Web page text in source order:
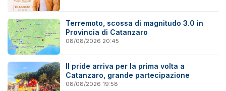
Terremoto, scossa di magnitudo 3.0 in
Provincia di Catanzaro
08/08/2026 20:45
Il pride arriva per la prima volta a
Catanzaro, grande partecipazione
08/08/2026 19:58